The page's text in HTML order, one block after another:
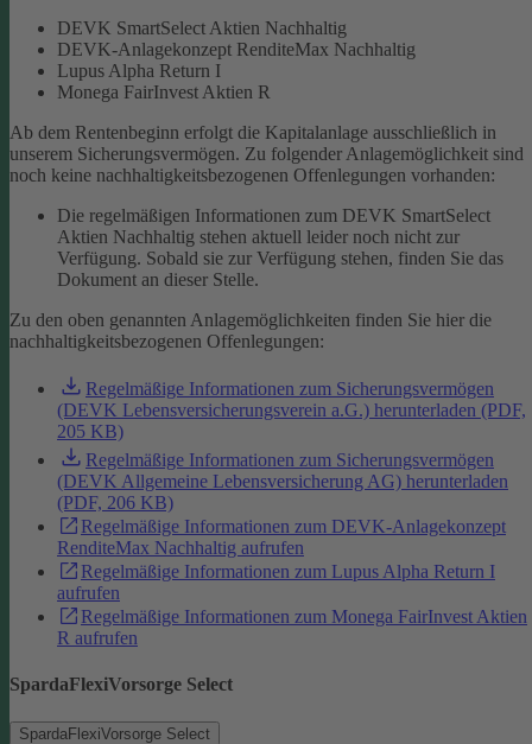
DEVK SmartSelect Aktien Nachhaltig
DEVK-Anlagekonzept RenditeMax Nachhaltig
Lupus Alpha Return I
Monega FairInvest Aktien R
Ab dem Rentenbeginn erfolgt die Kapitalanlage ausschließlich in
unserem Sicherungsvermögen. Zu folgender Anlagemöglichkeit sind
noch keine nachhaltigkeitsbezogenen Offenlegungen vorhanden:
Die regelmäßigen Informationen zum DEVK SmartSelect
Aktien Nachhaltig stehen aktuell leider noch nicht zur
Verfügung. Sobald sie zur Verfügung stehen, finden Sie das
Dokument an dieser Stelle.
Zu den oben genannten Anlagemöglichkeiten finden Sie hier die
nachhaltigkeitsbezogenen Offenlegungen:
Regelmäßige Informationen zum Sicherungsvermögen
(DEVK Lebensversicherungsverein a.G.) herunterladen (PDF,
205 KB)
Regelmäßige Informationen zum Sicherungsvermögen
(DEVK Allgemeine Lebensversicherung AG) herunterladen
(PDF, 206 KB)
Regelmäßige Informationen zum DEVK-Anlagekonzept
RenditeMax Nachhaltig aufrufen
Regelmäßige Informationen zum Lupus Alpha Return I
aufrufen
Regelmäßige Informationen zum Monega FairInvest Aktien
R aufrufen
SpardaFlexiVorsorge Select
SpardaFlexiVorsorge Select